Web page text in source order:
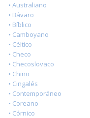
• Australiano
• Bávaro
• Bíblico
• Camboyano
• Céltico
• Checo
• Checoslovaco
• Chino
• Cingalés
• Contemporáneo
• Coreano
• Córnico